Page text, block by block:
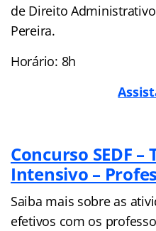
de Direito
Pereira.
Horário: 8h
Concurso SEDF
Intensivo –
Saiba mais sobre as
efetivos com os